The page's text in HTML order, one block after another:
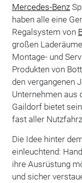
Mercedes-Benz
haben alle eine
Regalsystem von
großen
Montage- und
Produkten von
den vergangenen
Unternehmen aus
Gaildorf bietet
fast aller
Die Idee hinter
einleuchtend:
ihre Ausrüstung
und sicher